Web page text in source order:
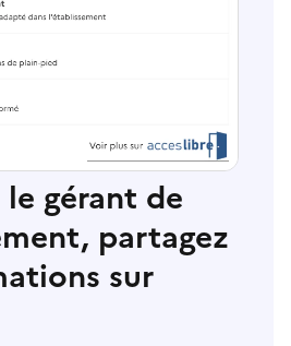
gérant de
partagez
sur